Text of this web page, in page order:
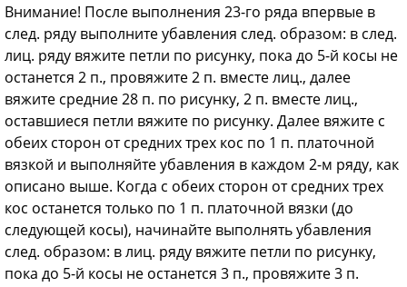
Внимание! После выполнения 23-го ряда впервые в
след. ряду выполните убавления след. образом: в след.
лиц. ряду вяжите петли по рисунку, пока до 5-й косы не
останется 2 п., провяжите 2 п. вместе лиц., далее
вяжите средние 28 п. по рисунку, 2 п. вместе лиц.,
оставшиеся петли вяжите по рисунку. Далее вяжите с
обеих сторон от средних трех кос по 1 п. платочной
вязкой и выполняйте убавления в каждом 2-м ряду, как
описано выше. Когда с обеих сторон от средних трех
кос останется только по 1 п. платочной вязки (до
следующей косы), начинайте выполнять убавления
след. образом: в лиц. ряду вяжите петли по рисунку,
пока до 5-й косы не останется 3 п., провяжите 3 п.